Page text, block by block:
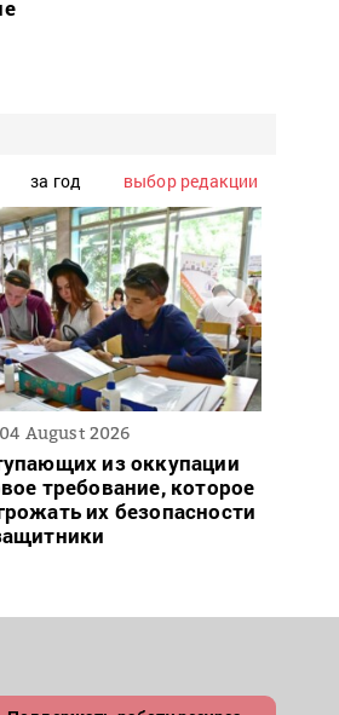
за год выбор редакции
04 August 2026
из оккупации
требование, которое
их безопасности